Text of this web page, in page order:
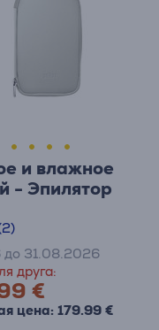
и влажное
- Эпилятор
друга:
€
цена: 179.99 €
до 31.08.2026